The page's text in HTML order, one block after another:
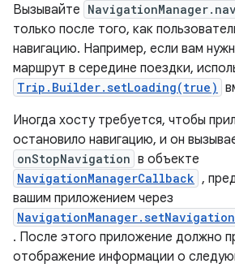
Вызывайте
только после того, как
навигацию. Например, если вам
маршрут в середине поездки,
Trip.Builder.setLoading(true)
Иногда хосту требуется, чтобы
остановило навигацию, и он
onStopNavigation в объекте
NavigationManagerCallback ,
вашим приложением через
. После этого приложение должно
отображение информации о